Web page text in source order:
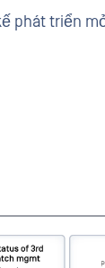
phát triển